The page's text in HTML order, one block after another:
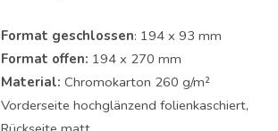
Format geschlossen: 194 x 93 mm
Format offen: 194 x 270 mm
Material: Chromokarton 260 g/m²
Vorderseite hochglänzend folienkaschiert,